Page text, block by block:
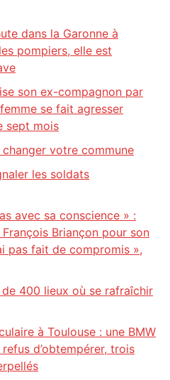
dans la Garonne à
pompiers, elle est
son ex-compagnon par
se fait agresser
sept mois
votre commune
les soldats
avec sa conscience » :
Briançon pour son
pas fait de compromis »,
400 lieux où se rafraîchir
à Toulouse : une BMW
d’obtempérer, trois